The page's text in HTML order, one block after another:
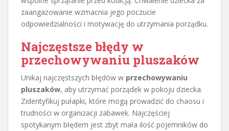
zaangażowanie wzmacnia jego poczucie
odpowiedzialności i motywację do utrzymania porządku.
Najczęstsze błędy w
przechowywaniu pluszaków
Unikaj najczęstszych błędów w przechowywaniu
pluszaków, aby utrzymać porządek w pokoju dziecka.
Zidentyfikuj pułapki, które mogą prowadzić do chaosu i
trudności w organizacji zabawek. Najczęściej
spotykanym błędem jest zbyt mała ilość pojemników do